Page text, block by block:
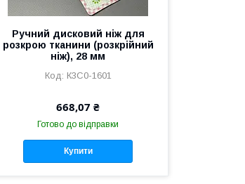
Ручний дисковий ніж для
розкрою тканини (розкрійний
ніж), 28 мм
К3С0-1601
668,07 ₴
Готово до відправки
Купити